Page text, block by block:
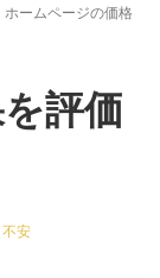
ホームページの価格
評価
安